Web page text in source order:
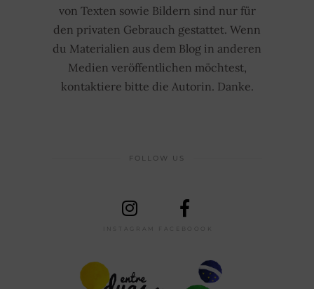
von Texten sowie Bildern sind nur für
den privaten Gebrauch gestattet. Wenn
du Materialien aus dem Blog in anderen
Medien veröffentlichen möchtest,
kontaktiere bitte die Autorin. Danke.
FOLLOW US
INSTAGRAM FACEBOOOK